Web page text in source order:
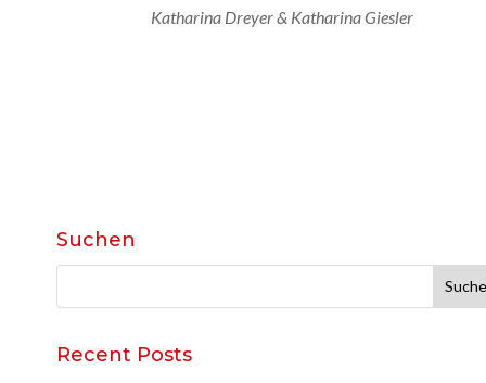
Katharina Dreyer & Katharina Giesler
Suchen
nach:
Recent Posts